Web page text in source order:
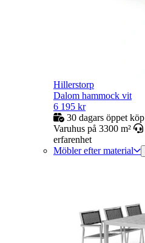
Hillerstorp
Dalom hammock vit
6 195 kr
30 dagars öppet köp
Varuhus på 3300 m²
erfarenhet
Möbler efter material